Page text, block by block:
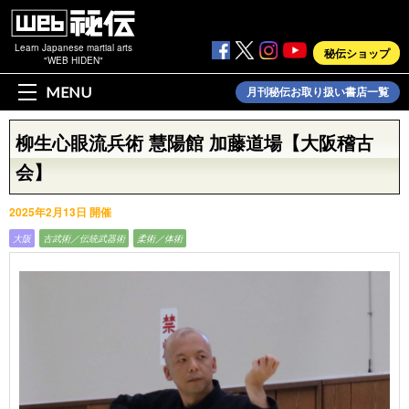
Learn Japanese martial arts
"WEB HIDEN"
秘伝ショップ
MENU 月刊秘伝お取り扱い書店一覧
柳生心眼流兵術 慧陽館 加藤道場【大阪稽古
会】
2025年2月13日 開催
大阪 古武術／伝統武器術 柔術／体術